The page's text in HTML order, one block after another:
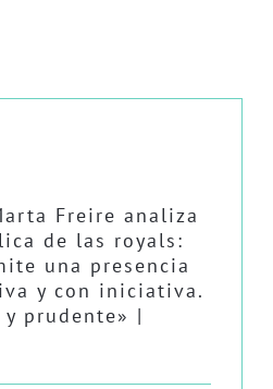
Freire analiza
de las royals:
una presencia
y con iniciativa.
y prudente» |